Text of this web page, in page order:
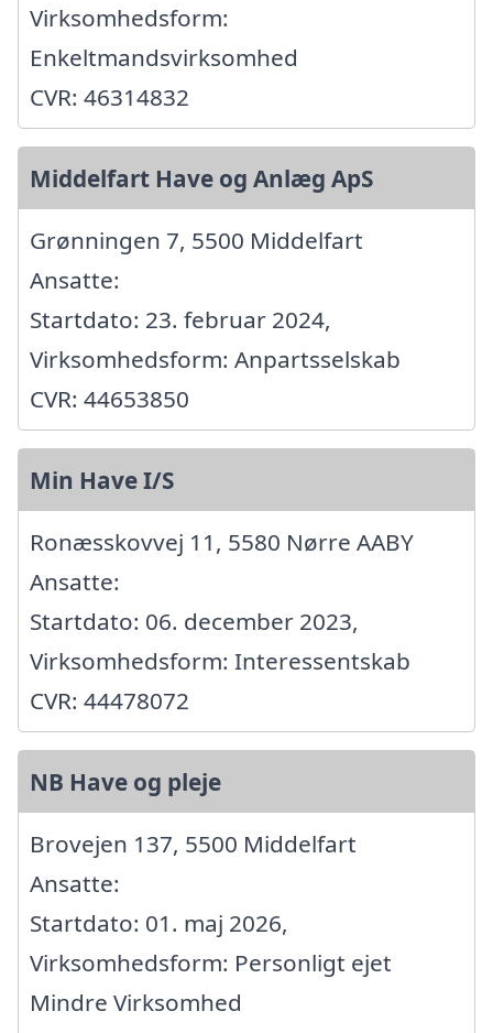
Virksomhedsform:
Enkeltmandsvirksomhed
CVR: 46314832
Middelfart Have og Anlæg ApS
Grønningen 7, 5500 Middelfart
Ansatte:
Startdato: 23. februar 2024,
Virksomhedsform: Anpartsselskab
CVR: 44653850
Min Have I/S
Ronæsskovvej 11, 5580 Nørre AABY
Ansatte:
Startdato: 06. december 2023,
Virksomhedsform: Interessentskab
CVR: 44478072
NB Have og pleje
Brovejen 137, 5500 Middelfart
Ansatte:
Startdato: 01. maj 2026,
Virksomhedsform: Personligt ejet
Mindre Virksomhed